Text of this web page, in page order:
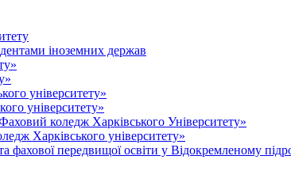
іноземних держав
університету»
університету»
коледж Харківського Університету»
Харківського університету»
фахової передвищої освіти у Відокремленому